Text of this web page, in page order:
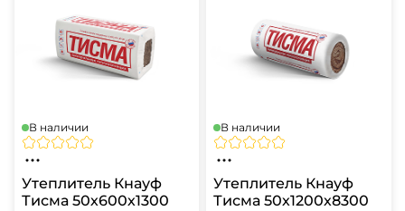
В наличии
Утеплитель Кнауф
Тисма 50х600х1300
В наличии
Утеплитель Кнауф
Тисма 50х1200х8300